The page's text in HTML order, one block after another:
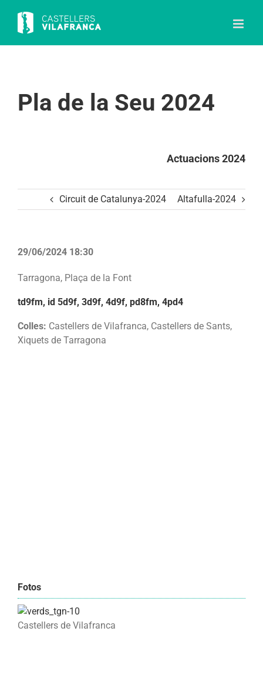
content
Pla de la Seu 2024
Actuacions 2024
Circuit de Catalunya-2024 Altafulla-2024
29/06/2024 18:30
Tarragona, Plaça de la Font
td9fm, id 5d9f, 3d9f, 4d9f, pd8fm, 4pd4
Colles: Castellers de Vilafranca, Castellers de Sants,
Xiquets de Tarragona
Fotos
Castellers de Vilafranca